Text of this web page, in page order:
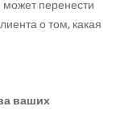
может перенести
о том, какая
ваших